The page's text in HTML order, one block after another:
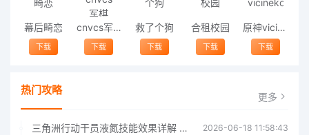
幕后畸恋
下载
cnvcs军棋
下载
救了个狗
下载
合租校园
下载
原神vicineko
下载
热门攻略 更多
三角洲行动干员液氮技能效果详解 三角洲行动干员液氮技能介绍 2026-06-18 11:58:43